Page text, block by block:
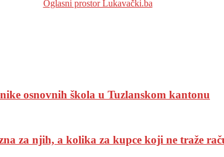
osnovnih škola u Tuzlanskom kantonu
za njih, a kolika za kupce koji ne traže